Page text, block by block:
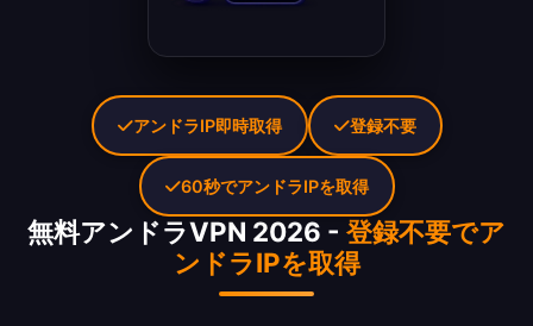
無料アンドラVPN 2026 - 登録不要でア
ンドラIPを取得
アンドラIP即時取得 登録不要
60秒でアンドラIPを取得